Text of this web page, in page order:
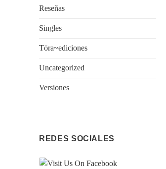
Reseñas
Singles
Tōra~ediciones
Uncategorized
Versiones
REDES SOCIALES